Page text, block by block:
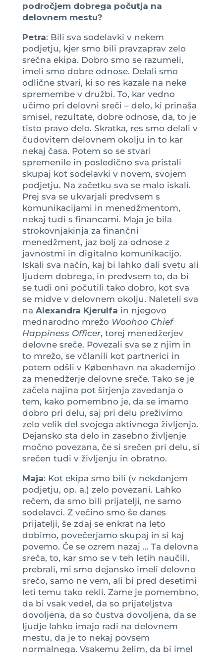
področjem dobrega počutja na
delovnem mestu?
Petra: Bili sva sodelavki v nekem
podjetju, kjer smo bili pravzaprav zelo
srečna ekipa. Dobro smo se razumeli,
imeli smo dobre odnose. Delali smo
odlične stvari, ki so res kazale na neke
spremembe v družbi. To, kar vedno
učimo pri delovni sreči – delo, ki prinaša
smisel, rezultate, dobre odnose, da, to je
tisto pravo delo. Skratka, res smo delali v
čudovitem delovnem okolju in to kar
nekaj časa. Potem so se stvari
spremenile in posledično sva pristali
skupaj kot sodelavki v novem, svojem
podjetju. Na začetku sva se malo iskali.
Prej sva se ukvarjali predvsem s
komunikacijami in menedžmentom,
nekaj tudi s financami. Maja je bila
strokovnjakinja za finančni
menedžment, jaz bolj za odnose z
javnostmi in digitalno komunikacijo.
Iskali sva način, kaj bi lahko dali svetu ali
ljudem dobrega, in predvsem to, da bi
se tudi oni počutili tako dobro, kot sva
se midve v delovnem okolju. Naleteli sva
na Alexandra Kjerulfa in njegovo
mednarodno mrežo Woohoo Chief
Happiness Officer, torej menedžerjev
delovne sreče. Povezali sva se z njim in
to mrežo, se včlanili kot partnerici in
potem odšli v København na akademijo
za menedžerje delovne sreče. Tako se je
začela najina pot širjenja zavedanja o
tem, kako pomembno je, da se imamo
dobro pri delu, saj pri delu preživimo
zelo velik del svojega aktivnega življenja.
Dejansko sta delo in zasebno življenje
močno povezana, če si srečen pri delu, si
srečen tudi v življenju in obratno.
Maja: Kot ekipa smo bili (v nekdanjem
podjetju, op. a.) zelo povezani. Lahko
rečem, da smo bili prijatelji, ne samo
sodelavci. Z večino smo še danes
prijatelji, še zdaj se enkrat na leto
dobimo, povečerjamo skupaj in si kaj
povemo. Če se ozrem nazaj … Ta delovna
sreča, to, kar smo se v teh letih naučili,
prebrali, mi smo dejansko imeli delovno
srečo, samo ne vem, ali bi pred desetimi
leti temu tako rekli. Zame je pomembno,
da bi vsak vedel, da so prijateljstva
dovoljena, da so čustva dovoljena, da se
ljudje lahko imajo radi na delovnem
mestu, da je to nekaj povsem
normalnega. Vsakemu želim, da bi imel